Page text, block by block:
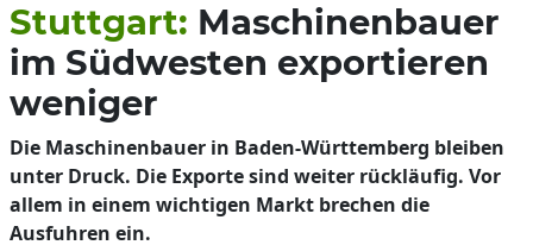
Stuttgart: Maschinenbauer
im Südwesten exportieren
weniger
Die Maschinenbauer in Baden-Württemberg bleiben
unter Druck. Die Exporte sind weiter rückläufig. Vor
allem in einem wichtigen Markt brechen die
Ausfuhren ein.